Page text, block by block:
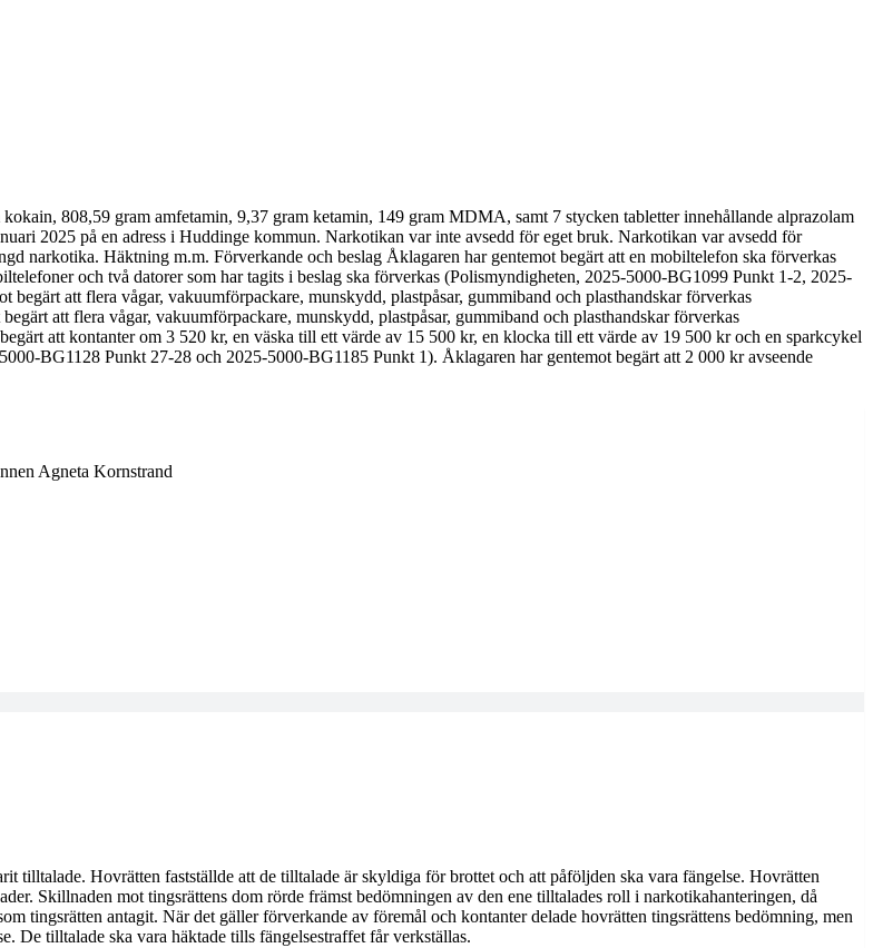
808,59 gram amfetamin, 9,37 gram ketamin, 149 gram MDMA, samt 7 stycken tabletter innehållande alprazolam
2025 på en adress i Huddinge kommun. Narkotikan var inte avsedd för eget bruk. Narkotikan var avsedd för
narkotika. Häktning m.m. Förverkande och beslag Åklagaren har gentemot begärt att en mobiltelefon ska förverkas
och två datorer som har tagits i beslag ska förverkas (Polismyndigheten, 2025-5000-BG1099 Punkt 1-2, 2025-
att flera vågar, vakuumförpackare, munskydd, plastpåsar, gummiband och plasthandskar förverkas
att flera vågar, vakuumförpackare, munskydd, plastpåsar, gummiband och plasthandskar förverkas
att kontanter om 3 520 kr, en väska till ett värde av 15 500 kr, en klocka till ett värde av 19 500 kr och en sparkcykel
BG1128 Punkt 27-28 och 2025-5000-BG1185 Punkt 1). Åklagaren har gentemot begärt att 2 000 kr avseende
Agneta Kornstrand
tilltalade. Hovrätten fastställde att de tilltalade är skyldiga för brottet och att påföljden ska vara fängelse. Hovrätten
Skillnaden mot tingsrättens dom rörde främst bedömningen av den ene tilltalades roll i narkotikahanteringen, då
tingsrätten antagit. När det gäller förverkande av föremål och kontanter delade hovrätten tingsrättens bedömning, men
De tilltalade ska vara häktade tills fängelsestraffet får verkställas.